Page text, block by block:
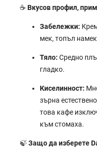
☕ Вкусов профил,
Забележки:
мек, топъл
Тяло: Средно
гладко.
Киселинност:
зърна
това кафе
към стомаха.
🍃Защо да изберете